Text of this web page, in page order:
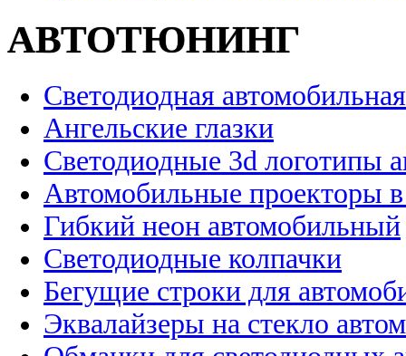
АВТОТЮНИНГ
Светодиодная
Ангельские глазки
Светодиодные 3d логотипы
Автомобильные проекторы
Гибкий неон автомобильный
Светодиодные колпачки
Бегущие строки для
Эквалайзеры на стекло